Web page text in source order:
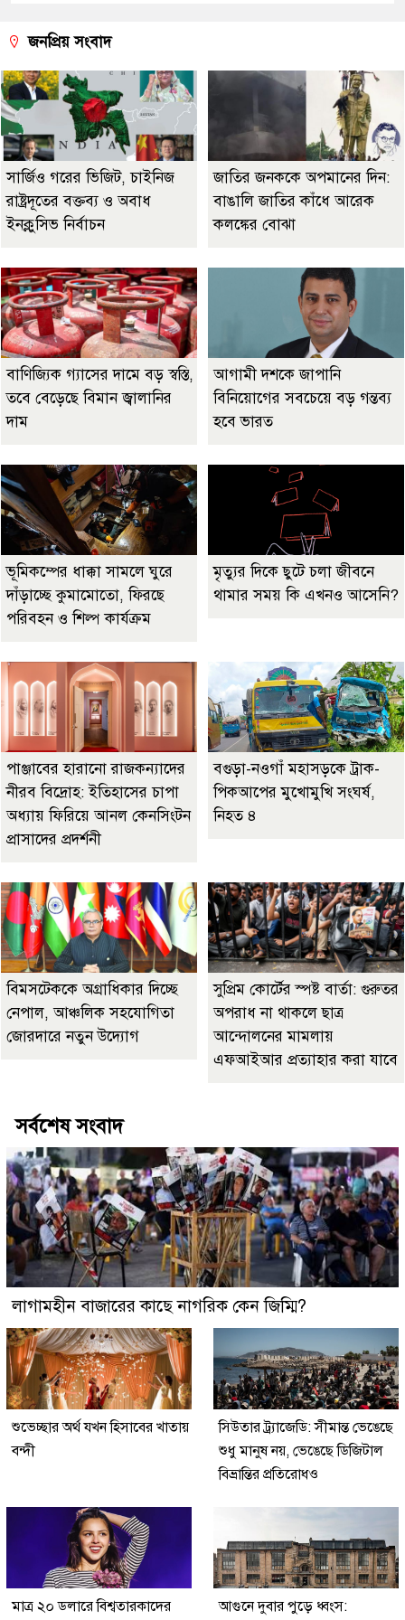
জনপ্রিয় সংবাদ
সার্জিও গরের ভিজিট, চাইনিজ
রাষ্ট্রদূতের বক্তব্য ও অবাধ
ইনক্লুসিভ নির্বাচন
জাতির জনককে অপমানের দিন:
বাঙালি জাতির কাঁধে আরেক
কলঙ্কের বোঝা
বাণিজ্যিক গ্যাসের দামে বড় স্বস্তি,
তবে বেড়েছে বিমান জ্বালানির
দাম
আগামী দশকে জাপানি
বিনিয়োগের সবচেয়ে বড় গন্তব্য
হবে ভারত
ভূমিকম্পের ধাক্কা সামলে ঘুরে
দাঁড়াচ্ছে কুমামোতো, ফিরছে
পরিবহন ও শিল্প কার্যক্রম
মৃত্যুর দিকে ছুটে চলা জীবনে
থামার সময় কি এখনও আসেনি?
পাঞ্জাবের হারানো রাজকন্যাদের
নীরব বিদ্রোহ: ইতিহাসের চাপা
অধ্যায় ফিরিয়ে আনল কেনসিংটন
প্রাসাদের প্রদর্শনী
বগুড়া-নওগাঁ মহাসড়কে ট্রাক-
পিকআপের মুখোমুখি সংঘর্ষ,
নিহত ৪
বিমসটেককে অগ্রাধিকার দিচ্ছে
নেপাল, আঞ্চলিক সহযোগিতা
জোরদারে নতুন উদ্যোগ
সুপ্রিম কোর্টের স্পষ্ট বার্তা: গুরুতর
অপরাধ না থাকলে ছাত্র
আন্দোলনের মামলায়
এফআইআর প্রত্যাহার করা যাবে
সর্বশেষ সংবাদ
লাগামহীন বাজারের কাছে নাগরিক কেন জিম্মি?
শুভেচ্ছার অর্থ যখন হিসাবের খাতায়
বন্দী
সিউতার ট্র্যাজেডি: সীমান্ত ভেঙেছে
শুধু মানুষ নয়, ভেঙেছে ডিজিটাল
বিভ্রান্তির প্রতিরোধও
মাত্র ২০ ডলারে বিশ্বতারকাদের
আগুনে দুবার পুড়ে ধ্বংস: